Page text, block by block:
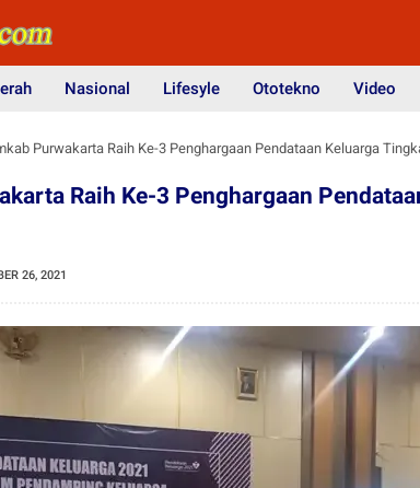
Nasional Lifesyle Ototekno Video
Purwakarta Raih Ke-3 Penghargaan Pendataan Keluarga
Raih Ke-3 Penghargaan
26, 2021